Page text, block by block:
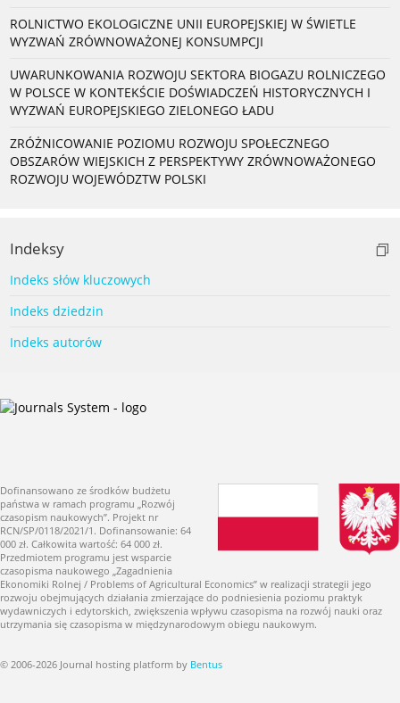
ROLNICTWO EKOLOGICZNE UNII EUROPEJSKIEJ W ŚWIETLE
WYZWAŃ ZRÓWNOWAŻONEJ KONSUMPCJI
UWARUNKOWANIA ROZWOJU SEKTORA BIOGAZU ROLNICZEGO
W POLSCE W KONTEKŚCIE DOŚWIADCZEŃ HISTORYCZNYCH I
WYZWAŃ EUROPEJSKIEGO ZIELONEGO ŁADU
ZRÓŻNICOWANIE POZIOMU ROZWOJU SPOŁECZNEGO
OBSZARÓW WIEJSKICH Z PERSPEKTYWY ZRÓWNOWAŻONEGO
ROZWOJU WOJEWÓDZTW POLSKI
Indeksy
Indeks słów kluczowych
Indeks dziedzin
Indeks autorów
Dofinansowano ze środków budżetu
państwa w ramach programu „Rozwój
czasopism naukowych”. Projekt nr
RCN/SP/0118/2021/1. Dofinansowanie: 64
000 zł. Całkowita wartość: 64 000 zł.
Przedmiotem programu jest wsparcie
czasopisma naukowego „Zagadnienia
Ekonomiki Rolnej / Problems of Agricultural Economics” w realizacji strategii jego
rozwoju obejmujących działania zmierzające do podniesienia poziomu praktyk
wydawniczych i edytorskich, zwiększenia wpływu czasopisma na rozwój nauki oraz
utrzymania się czasopisma w międzynarodowym obiegu naukowym.
© 2006-2026 Journal hosting platform by Bentus